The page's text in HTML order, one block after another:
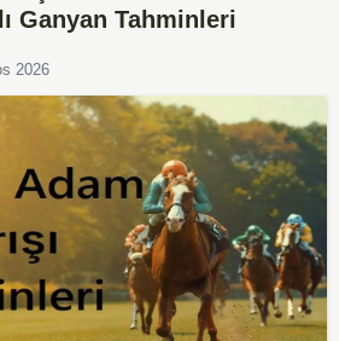
Ganyan Tahminleri
2026